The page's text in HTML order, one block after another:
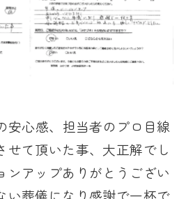
安心感、担当者のプロ目線
せて頂いた事、大正解でし
ンアップありがとうござい
い葬儀になり感謝で一杯で